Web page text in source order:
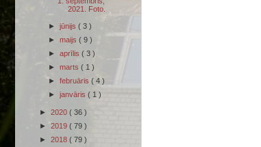
2021. Foto.
► jūnijs ( 3 )
► maijs ( 9 )
► aprīlis ( 3 )
► marts ( 1 )
► februāris ( 4 )
► janvāris ( 1 )
► 2020 ( 36 )
► 2019 ( 79 )
► 2018 ( 79 )